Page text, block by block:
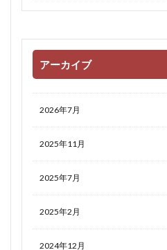
アーカイブ
2026年7月
2025年11月
2025年7月
2025年2月
2024年12月